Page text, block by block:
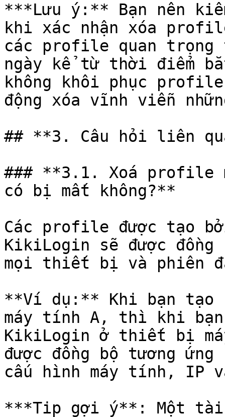
***Lưu ý:** Bạn nên
khi xác nhận xóa
các profile quan trọng
ngày kể từ thời điểm
không khôi phục
động xóa vĩnh viễn
## **3. Câu hỏi liên
### **3.1. Xoá profile
có bị mất không?**
Các profile được tạo
KikiLogin sẽ được
mọi thiết bị và phiên
**Ví dụ:** Khi bạn
máy tính A, thì khi bạn
KikiLogin ở thiết bị
được đồng bộ tương
cấu hình máy tính, IP
***Tip gợi ý**: Một tài